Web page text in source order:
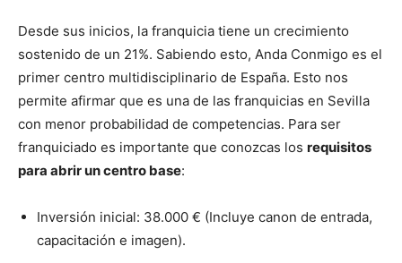
Desde sus inicios, la franquicia tiene un crecimiento
sostenido de un 21%. Sabiendo esto, Anda Conmigo es el
primer centro multidisciplinario de España. Esto nos
permite afirmar que es una de las franquicias en Sevilla
con menor probabilidad de competencias. Para ser
franquiciado es importante que conozcas los requisitos
para abrir un centro base:
Inversión inicial: 38.000 € (Incluye canon de entrada,
capacitación e imagen).